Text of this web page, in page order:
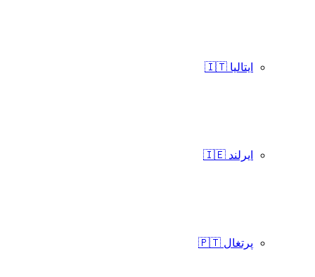
ایتالیا 🇮🇹
ایرلند 🇮🇪
پرتغال 🇵🇹